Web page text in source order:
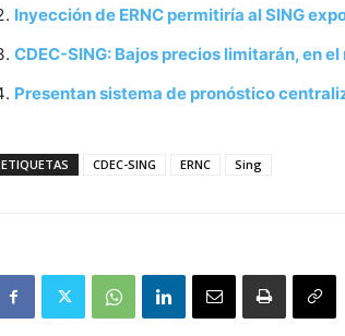
Inyección de ERNC permitiría al SING
CDEC-SING: Bajos precios limitarán, en
Presentan sistema de pronóstico
ETIQUETAS CDEC-SING ERNC Sing